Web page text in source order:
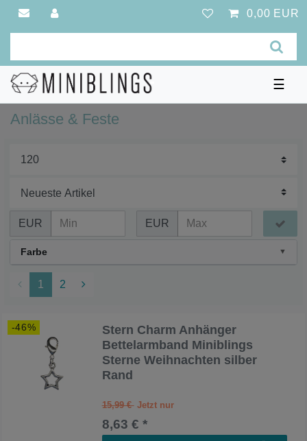
0,00 EUR
☰
Anlässe & Feste
EUR EUR
Farbe
1 2
-46%
Stern Charm Anhänger
Bettelarmband Miniblings
Sterne Weihnachten silber
Rand
15,99 €
8,63 € *